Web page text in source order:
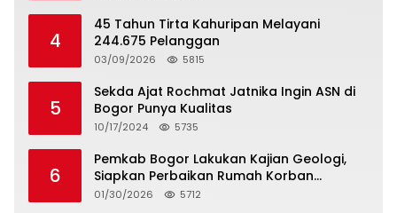
4
45 Tahun Tirta Kahuripan Melayani
244.675 Pelanggan
03/09/2026 5815
5
Sekda Ajat Rochmat Jatnika Ingin ASN di
Bogor Punya Kualitas
10/17/2024 5735
6
Pemkab Bogor Lakukan Kajian Geologi,
Siapkan Perbaikan Rumah Korban
Pergeseran Tanah
01/30/2026 5712